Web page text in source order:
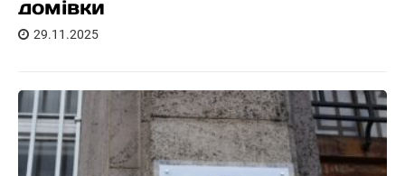
домівки
29.11.2025